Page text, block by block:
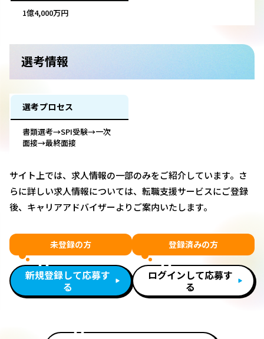
1億4,000万円
選考情報
選考プロセス
書類選考→SPI受験→一次
面接→最終面接
サイト上では、求人情報の一部のみをご紹介しています。さ
らに詳しい求人情報については、転職支援サービスにご登録
後、キャリアアドバイザーよりご案内いたします。
未登録の方
新規登録して応募す
る
登録済みの方
ログインして応募す
る